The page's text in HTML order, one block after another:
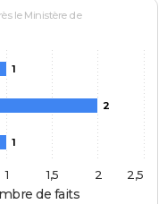
de faits
le Ministère de
1
2
1
1 1,5 2 2,5